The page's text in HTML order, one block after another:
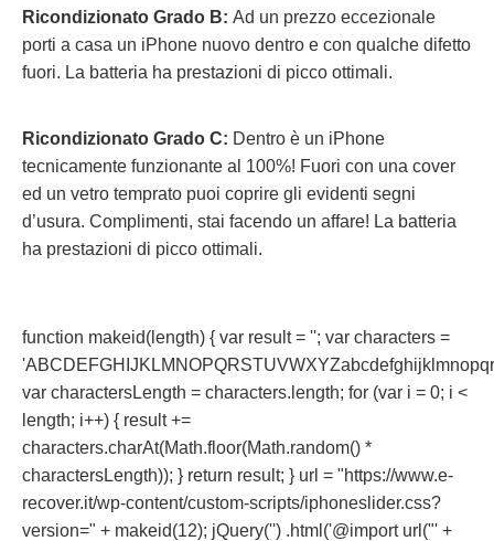
Ricondizionato Grado B: Ad un prezzo eccezionale
porti a casa un iPhone nuovo dentro e con qualche difetto
fuori. La batteria ha prestazioni di picco ottimali.
Ricondizionato Grado C: Dentro è un iPhone
tecnicamente funzionante al 100%! Fuori con una cover
ed un vetro temprato puoi coprire gli evidenti segni
d’usura. Complimenti, stai facendo un affare! La batteria
ha prestazioni di picco ottimali.
function makeid(length) { var result = ''; var characters =
var charactersLength = characters.length; for (var i = 0; i <
length; i++) { result +=
characters.charAt(Math.floor(Math.random() *
charactersLength)); } return result; } url = "https://www.e-
recover.it/wp-content/custom-scripts/iphoneslider.css?
version=" + makeid(12); jQuery('') .html('@import url("' +